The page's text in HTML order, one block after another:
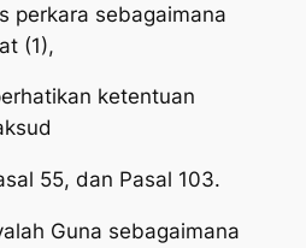
perkara sebagaimana
(1),
ketentuan
55, dan Pasal 103.
Guna sebagaimana